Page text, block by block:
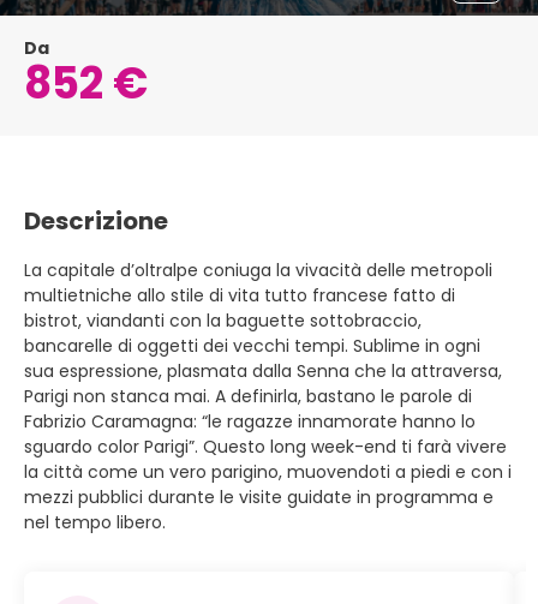
Da
852 €
Descrizione
La capitale d’oltralpe coniuga la vivacità delle metropoli
multietniche allo stile di vita tutto francese fatto di
bistrot, viandanti con la baguette sottobraccio,
bancarelle di oggetti dei vecchi tempi. Sublime in ogni
sua espressione, plasmata dalla Senna che la attraversa,
Parigi non stanca mai. A definirla, bastano le parole di
Fabrizio Caramagna: “le ragazze innamorate hanno lo
sguardo color Parigi”. Questo long week-end ti farà vivere
la città come un vero parigino, muovendoti a piedi e con i
mezzi pubblici durante le visite guidate in programma e
nel tempo libero.